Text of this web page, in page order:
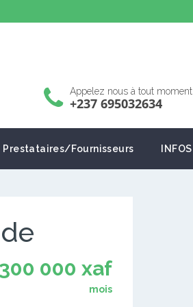
Appelez nous à tout moment
+237 695032634
Prestataires/Fournisseurs INFOS
000 xaf
mois